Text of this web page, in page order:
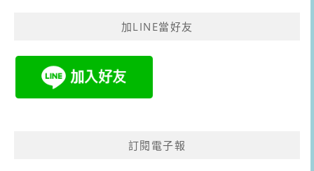
加LINE當好友
訂閱電子報